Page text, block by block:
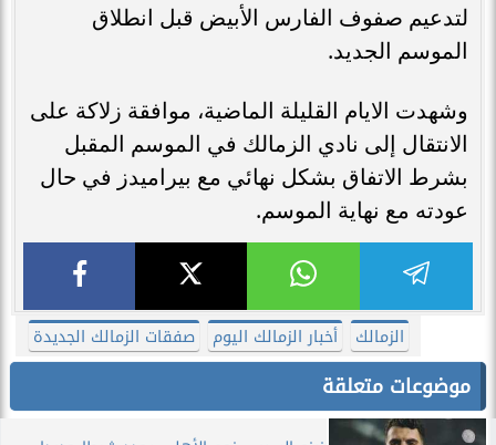
لتدعيم صفوف الفارس الأبيض قبل انطلاق
الموسم الجديد.
وشهدت الايام القليلة الماضية، موافقة زلاكة على
الانتقال إلى نادي الزمالك في الموسم المقبل
بشرط الاتفاق بشكل نهائي مع بيراميدز في حال
عودته مع نهاية الموسم.
الزمالك أخبار الزمالك اليوم صفقات الزمالك الجديدة
موضوعات متعلقة